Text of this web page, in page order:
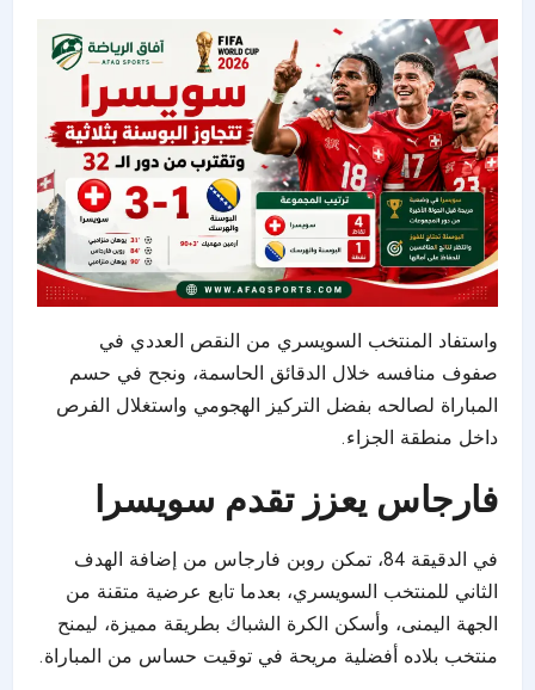
واستفاد المنتخب السويسري من النقص العددي في
صفوف منافسه خلال الدقائق الحاسمة، ونجح في حسم
المباراة لصالحه بفضل التركيز الهجومي واستغلال الفرص
داخل منطقة الجزاء.
فارجاس يعزز تقدم سويسرا
في الدقيقة 84، تمكن روبن فارجاس من إضافة الهدف
الثاني للمنتخب السويسري، بعدما تابع عرضية متقنة من
الجهة اليمنى، وأسكن الكرة الشباك بطريقة مميزة، ليمنح
منتخب بلاده أفضلية مريحة في توقيت حساس من المباراة.